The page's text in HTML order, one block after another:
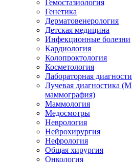
Гемостазиология
Генетика
Дерматовенерология
Детская медицина
Инфекционные болезни
Кардиология
Колопроктология
Косметология
Лабораторная
Лучевая диагностика
маммография)
Маммология
Медосмотры
Неврология
Нейрохирургия
Нефрология
Общая хирургия
Онкология